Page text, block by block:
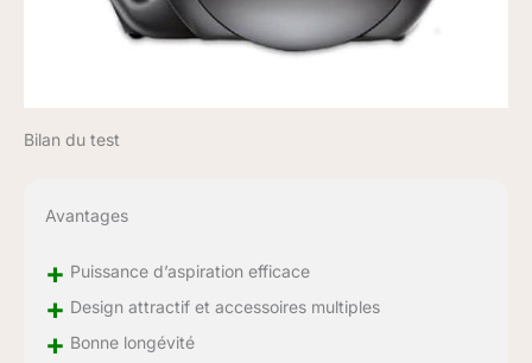
Bilan du test
Avantages
+ Puissance d’aspiration efficace
+ Design attractif et accessoires multiples
+ Bonne longévité